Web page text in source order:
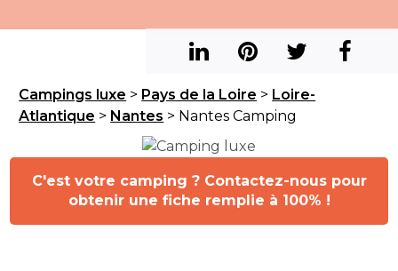
Campings luxe > Pays de la Loire > Loire-
Atlantique > Nantes > Nantes Camping
C'est votre camping ? Contactez-nous pour
obtenir une fiche remplie à 100% !